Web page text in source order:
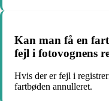
Kan man få en
fejl i fotovognens
Hvis der er fejl i
fartbøden annulleret.